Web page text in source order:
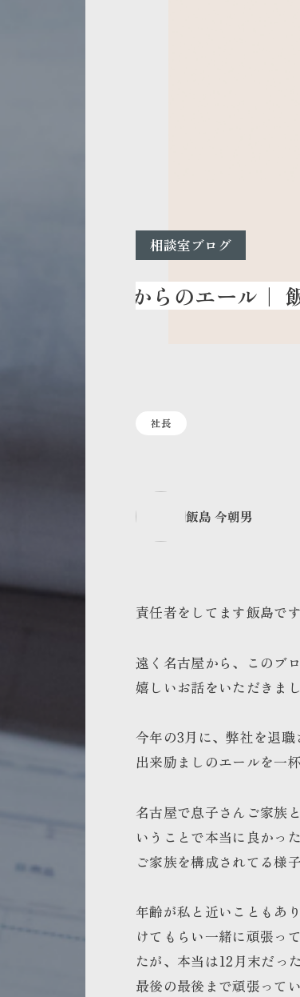
相談室ブログ
社長
飯島 今朝男
責任者をしてます飯島です
遠く名古屋から、このブ
嬉しいお話をいただきまし
今年の3月に、弊社を退
出来励ましのエールを一
名古屋で息子さんご家族
いうことで本当に良かっ
ご家族を構成されてる様
年齢が私と近いこともあ
けてもらい一緒に頑張っ
たが、本当は12月末だっ
最後の最後まで頑張って